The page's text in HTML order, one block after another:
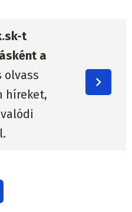
t
a
olvass
híreket,